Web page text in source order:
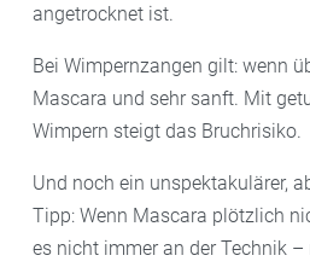
angetrocknet ist.
Bei Wimpernzangen gilt: wenn
Mascara und sehr sanft. Mit
Wimpern steigt das Bruchrisiko.
Und noch ein unspektakulärer,
Tipp: Wenn Mascara plötzlich
es nicht immer an der Technik